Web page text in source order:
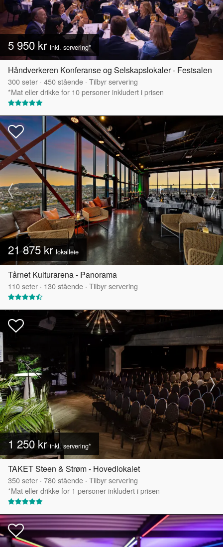
5 950 kr inkl. servering*
Håndverkeren Konferanse og Selskapslokaler - Festsalen
300seter · 450stående · Tilbyr servering
*Mat eller drikke for 10 personer inkludert i prisen
21 875 krlokalleie
Tårnet Kulturarena - Panorama
110seter · 130stående · Tilbyr servering
1 250 krinkl. servering*
TAKET Steen & Strøm - Hovedlokalet
350seter · 780stående · Tilbyr servering
*Mat eller drikke for 1 personer inkludert i prisen